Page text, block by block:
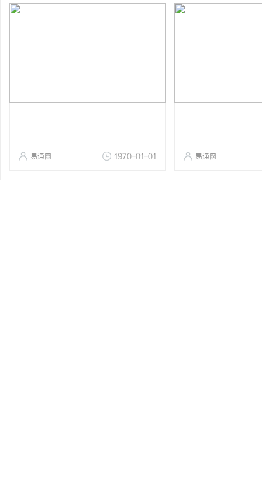
易通网 1970-01-01 易通网